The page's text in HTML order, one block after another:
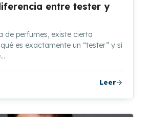
entre tester y
de perfumes, existe cierta
es exactamente un “tester” y si
Leer